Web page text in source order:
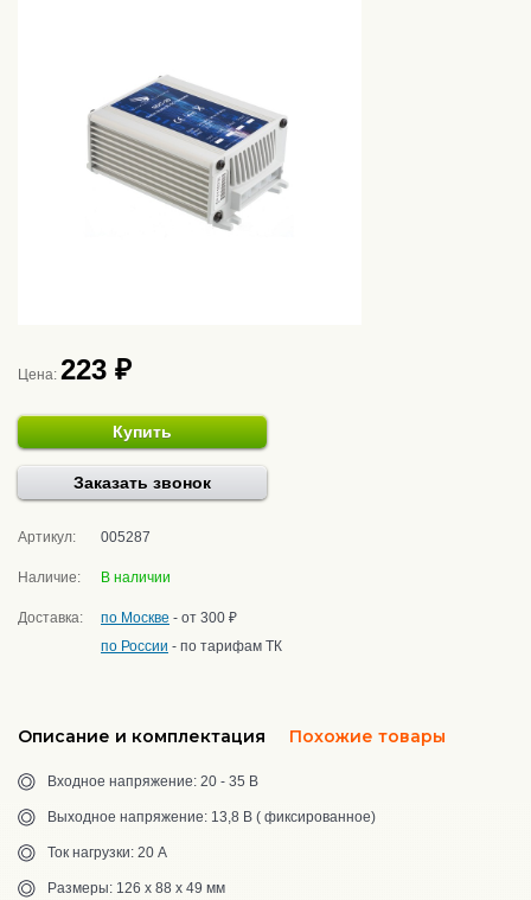
Цена: 223 ₽
Купить
Заказать звонок
Артикул: 005287
Наличие: В наличии
Доставка: по Москве - от 300 ₽
по России - по тарифам ТК
Описание и комплектация Похожие товары
Входное напряжение: 20 - 35 В
Выходное напряжение: 13,8 В ( фиксированное)
Ток нагрузки: 20 А
Размеры: 126 x 88 x 49 мм